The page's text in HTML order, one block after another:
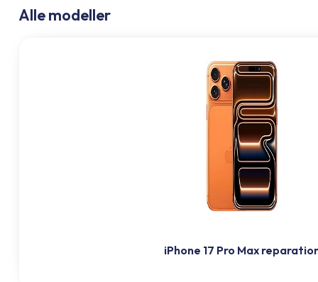
Alle modeller
iPhone 17 Pro Max